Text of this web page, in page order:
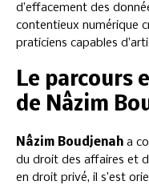
d’effacement des
contentieux numérique
praticiens capables
Le parcours
de Nâzim
Nâzim Boudjenah a
du droit des affaires et
en droit privé, il s’est